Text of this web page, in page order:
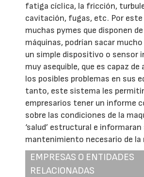
fatiga cíclica, la fricción,
cavitación, fugas, etc. Por
muchas pymes que disponen
máquinas, podrían sacar
un simple dispositivo o sensor
muy asequible, que es capaz de
los posibles problemas en sus
tanto, este sistema les
empresarios tener un informe
sobre las condiciones de la
‘salud’ estructural e informaran
mantenimiento necesario de la
EMPRESAS O ENTIDADES
RELACIONADAS